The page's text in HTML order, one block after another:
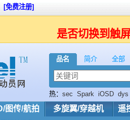
是否切换到触
品名 简介 全部
热： sec Spark iOSD dys
图传/航拍 多旋翼/穿越机 遥
[免费注册]